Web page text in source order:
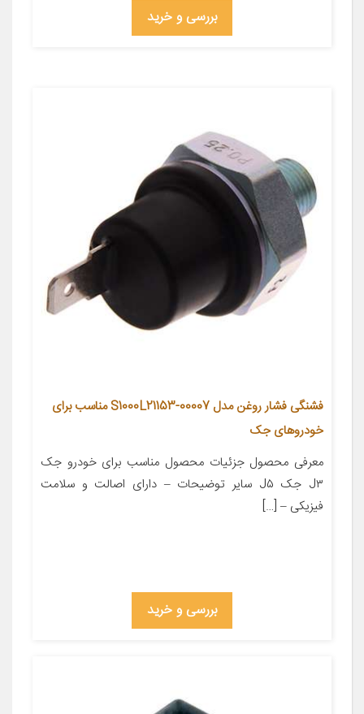
بررسی و خرید
فشنگی فشار روغن مدل S1000L21153-00007 مناسب برای
خودروهای جک
معرفی محصول جزئیات محصول مناسب برای خودرو جک
J۳ جک J۵ سایر توضیحات – دارای اصالت و سلامت
فیزیکی – […]
بررسی و خرید